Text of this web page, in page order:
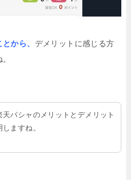
から、 デメリットに感じる方
天パシャのメリットとデメリット
ますね。